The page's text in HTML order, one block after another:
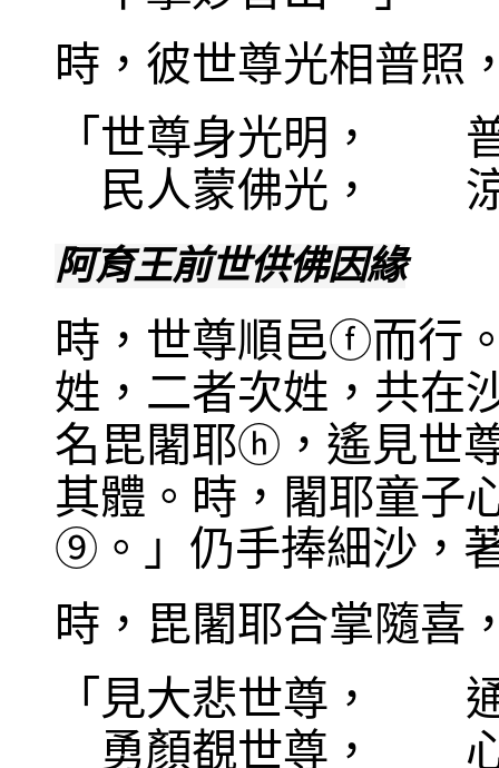
時，彼世尊光相普照
「世尊身光明，
民人蒙佛光，
阿育王前世供佛因緣
時，世尊順邑ⓕ而行
姓，二者次姓，共在
名毘闍耶ⓗ ，遙見世
其體。時，闍耶童子
⑨ 。」仍手捧細沙，
時，毘闍耶合掌隨喜
「見大悲世尊，
勇顏覩世尊， 心